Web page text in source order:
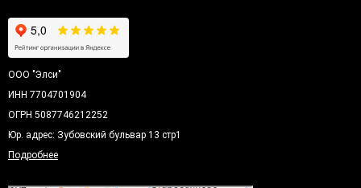
ООО "Элси"
ИНН 7704701904
ОГРН 5087746212252
Юр. адрес: Зубовский бульвар 13 стр1
Подробнее